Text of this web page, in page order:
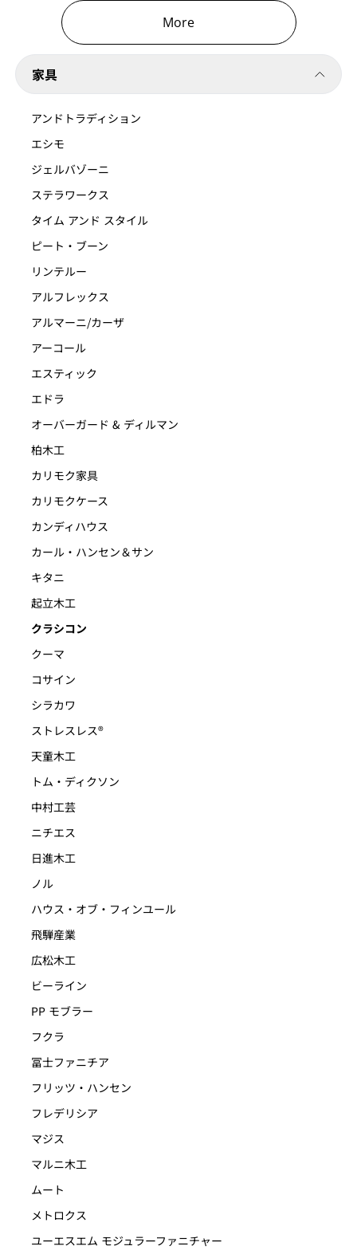
More
家具
アンドトラディション
エシモ
ジェルバゾーニ
ステラワークス
タイム アンド スタイル
ピート・ブーン
リンテルー
アルフレックス
アルマーニ/カーザ
アーコール
エスティック
エドラ
オーバーガード & ディルマン
柏木工
カリモク家具
カリモクケース
カンディハウス
カール・ハンセン＆サン
キタニ
起立木工
クラシコン
クーマ
コサイン
シラカワ
ストレスレス®
天童木工
トム・ディクソン
中村工芸
ニチエス
日進木工
ノル
ハウス・オブ・フィンユール
飛騨産業
広松木工
ビーライン
PP モブラー
フクラ
冨士ファニチア
フリッツ・ハンセン
フレデリシア
マジス
マルニ木工
ムート
メトロクス
ユーエスエム モジュラーファニチャー